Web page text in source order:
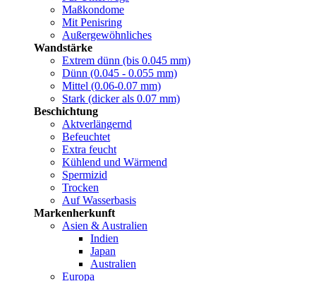
Maßkondome
Mit Penisring
Außergewöhnliches
Wandstärke
Extrem dünn (bis 0.045 mm)
Dünn (0.045 - 0.055 mm)
Mittel (0.06-0.07 mm)
Stark (dicker als 0.07 mm)
Beschichtung
Aktverlängernd
Befeuchtet
Extra feucht
Kühlend und Wärmend
Spermizid
Trocken
Auf Wasserbasis
Markenherkunft
Asien & Australien
Indien
Japan
Australien
Europa